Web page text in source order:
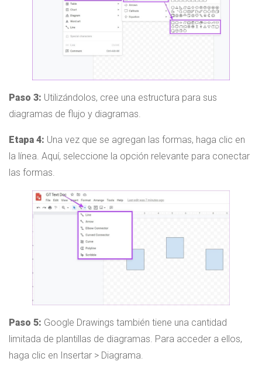
Paso 3: Utilizándolos, cree una estructura para sus
diagramas de flujo y diagramas.
Etapa 4: Una vez que se agregan las formas, haga clic en
la línea. Aquí, seleccione la opción relevante para conectar
las formas.
Paso 5: Google Drawings también tiene una cantidad
limitada de plantillas de diagramas. Para acceder a ellos,
haga clic en Insertar > Diagrama.